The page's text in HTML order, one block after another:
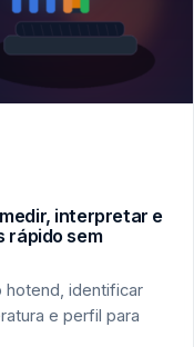
interpretar e
rápido sem
hotend, identificar
e perfil para